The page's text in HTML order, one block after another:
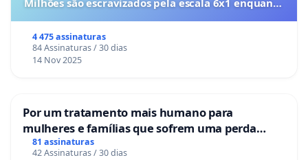
4 475 assinaturas
84 Assinaturas / 30 dias
14 Nov 2025
Por um tratamento mais humano para
mulheres e famílias que sofrem uma perda
gestacional nos hospitais portugueses
81 assinaturas
42 Assinaturas / 30 dias